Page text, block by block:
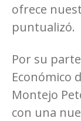
ofrece
puntualizó.
Por su
Económico
Montejo
con una